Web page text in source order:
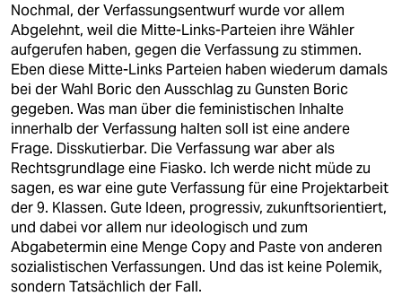
Nochmal, der Verfassungsentwurf wurde vor allem
Abgelehnt, weil die Mitte-Links-Parteien ihre Wähler
aufgerufen haben, gegen die Verfassung zu stimmen.
Eben diese Mitte-Links Parteien haben wiederum damals
bei der Wahl Boric den Ausschlag zu Gunsten Boric
gegeben. Was man über die feministischen Inhalte
innerhalb der Verfassung halten soll ist eine andere
Frage. Disskutierbar. Die Verfassung war aber als
Rechtsgrundlage eine Fiasko. Ich werde nicht müde zu
sagen, es war eine gute Verfassung für eine Projektarbeit
der 9. Klassen. Gute Ideen, progressiv, zukunftsorientiert,
und dabei vor allem nur ideologisch und zum
Abgabetermin eine Menge Copy and Paste von anderen
sozialistischen Verfassungen. Und das ist keine Polemik,
sondern Tatsächlich der Fall.